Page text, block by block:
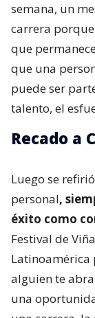
semana, un
carrera
que
que una
puede ser
talento, el
Recado a
Luego se
personal,
éxito como
Festival de
Latinoamérica
alguien te
una